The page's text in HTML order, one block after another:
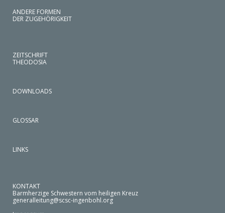
ANDERE FORMEN
DER ZUGEHÖRIGKEIT
ZEITSCHRIFT
THEODOSIA
DOWNLOADS
GLOSSAR
LINKS
KONTAKT
Barmherzige Schwestern vom heiligen Kreuz
generalleitung@scsc-ingenbohl.org